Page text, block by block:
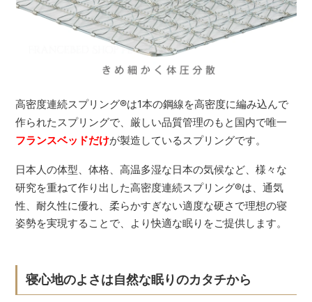
高密度連続スプリング®は1本の鋼線を高密度に編み込んで
作られたスプリングで、厳しい品質管理のもと国内で唯一
フランスベッドだけが製造しているスプリングです。
日本人の体型、体格、高温多湿な日本の気候など、様々な
研究を重ねて作り出した高密度連続スプリング®は、通気
性、耐久性に優れ、柔らかすぎない適度な硬さで理想の寝
姿勢を実現することで、より快適な眠りをご提供します。
寝心地のよさは自然な眠りのカタチから